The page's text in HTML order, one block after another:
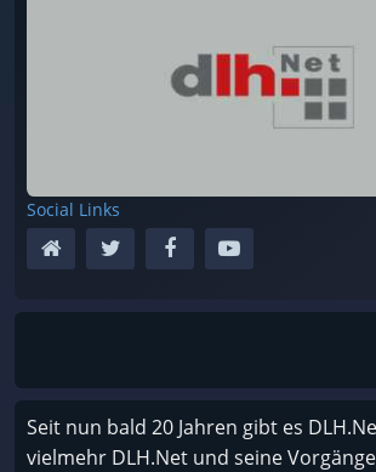
Social Links
Seit nun bald 20 Jahren gibt es
vielmehr DLH.Net und seine